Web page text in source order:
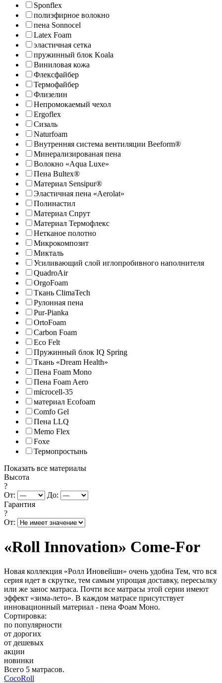
Sponflex
полиэфирное волокно
пена Sonnocel
Latex Foam
эластичная сетка
пружинный блок Koala
Виниловая кожа
Флексфайбер
Термофайбер
Флизелин
Непромокаемый чехол
Ergoflex
Сизаль
Naturfoam
Внутренняя система вентиляции Beeform®
Минерализированая пена
Волокно «Aqua Luxe»
Пена Bultex®
Материал Sensipur®
Эластичная пена «Aerolat»
Полинастил
Материал Спрут
Материал Термофлекс
Нетканое полотно
Микрокомпозит
Микталь
Усиливающий слой иглопробивного наполнителя
QuadroAir
OrgoFoam
Ткань ClimaTech
Рулонная пена
Pur-Pianka
OrtoFoam
Carbon Foam
Eco Felt
Пружинный блок IQ Spring
Ткань «Dream Health»
Пена Foam Mono
Пена Foam Aero
microcell-35
материал Ecofoam
Comfo Gel
Пена LLQ
Memo Flex
Foxe
Термопростынь
Показать все материалы
Высота
?
От:
До:
Гарантия
?
От:
«Roll Innovation» Come-For
Новая коллекция «Ролл Иновейшн» очень удобна Тем, что вся
серия идет в скрутке, тем самым упрощая доставку, пересылку
или же занос матраса. Почти все матрасы этой серии имеют
эффект «зима-лето». В каждом матрасе присутствует
инновационный материал - пена Фоам Моно.
Сортировка:
по популярности
от дорогих
от дешевых
акции
новинки
Всего 5 матрасов.
CocoRoll